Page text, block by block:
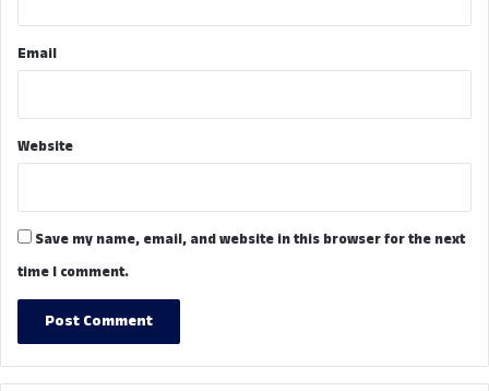
Email
Website
Save my name, email, and website in this browser for the next
time I comment.